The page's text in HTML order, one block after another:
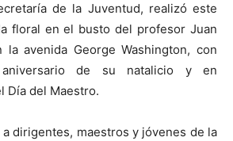
de la Juventud, realizó este
floral en el busto del profesor Juan
la avenida George Washington, con
de su natalicio y en
Día del Maestro.
dirigentes, maestros y jóvenes de la